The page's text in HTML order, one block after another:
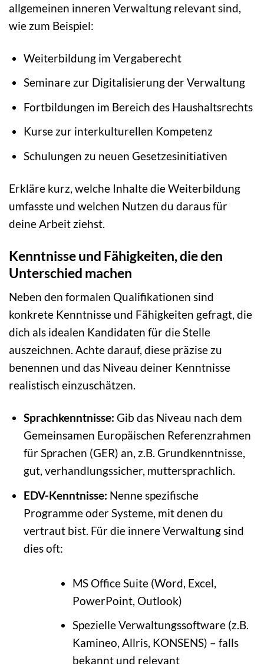
allgemeinen inneren Verwaltung relevant sind,
wie zum Beispiel:
Weiterbildung im Vergaberecht
Seminare zur Digitalisierung der Verwaltung
Fortbildungen im Bereich des Haushaltsrechts
Kurse zur interkulturellen Kompetenz
Schulungen zu neuen Gesetzesinitiativen
Erkläre kurz, welche Inhalte die Weiterbildung
umfasste und welchen Nutzen du daraus für
deine Arbeit ziehst.
Kenntnisse und Fähigkeiten, die den
Unterschied machen
Neben den formalen Qualifikationen sind
konkrete Kenntnisse und Fähigkeiten gefragt, die
dich als idealen Kandidaten für die Stelle
auszeichnen. Achte darauf, diese präzise zu
benennen und das Niveau deiner Kenntnisse
realistisch einzuschätzen.
Sprachkenntnisse: Gib das Niveau nach dem
Gemeinsamen Europäischen Referenzrahmen
für Sprachen (GER) an, z.B. Grundkenntnisse,
gut, verhandlungssicher, muttersprachlich.
EDV-Kenntnisse: Nenne spezifische
Programme oder Systeme, mit denen du
vertraut bist. Für die innere Verwaltung sind
dies oft:
MS Office Suite (Word, Excel,
PowerPoint, Outlook)
Spezielle Verwaltungssoftware (z.B.
Kamineo, Allris, KONSENS) – falls
bekannt und relevant